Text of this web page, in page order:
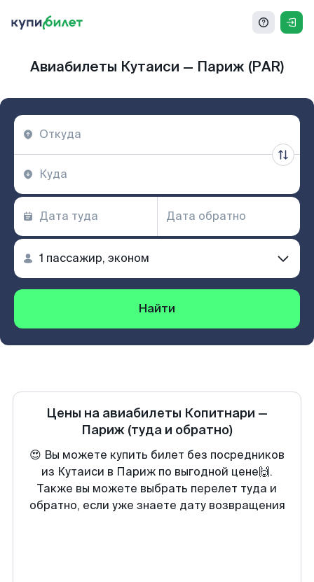
Авиабилеты Кутаиси — Париж (PAR)
Найти
Цены на авиабилеты Копитнари —
Париж (туда и обратно)
😍 Вы можете купить билет без посредников
из Кутаиси в Париж по выгодной цене🙌.
Также вы можете выбрать перелет туда и
обратно, если уже знаете дату возвращения